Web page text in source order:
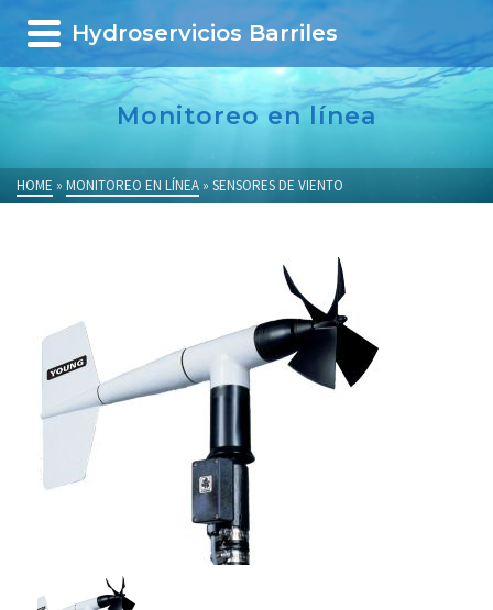
Hydroservicios Barriles
Monitoreo en línea
HOME » MONITOREO EN LÍNEA » SENSORES DE VIENTO